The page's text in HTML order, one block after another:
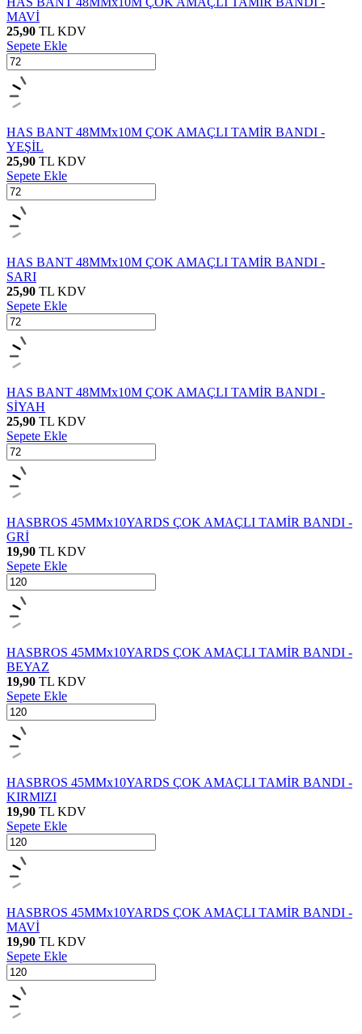
MAVİ
25,90 TL KDV
Sepete Ekle
HAS BANT 48MMx10M ÇOK AMAÇLI TAMİR BANDI -
YEŞİL
25,90 TL KDV
Sepete Ekle
HAS BANT 48MMx10M ÇOK AMAÇLI TAMİR BANDI -
SARI
25,90 TL KDV
Sepete Ekle
HAS BANT 48MMx10M ÇOK AMAÇLI TAMİR BANDI -
SİYAH
25,90 TL KDV
Sepete Ekle
HASBROS 45MMx10YARDS ÇOK AMAÇLI TAMİR BANDI -
GRİ
19,90 TL KDV
Sepete Ekle
HASBROS 45MMx10YARDS ÇOK AMAÇLI TAMİR BANDI -
BEYAZ
19,90 TL KDV
Sepete Ekle
HASBROS 45MMx10YARDS ÇOK AMAÇLI TAMİR BANDI -
KIRMIZI
19,90 TL KDV
Sepete Ekle
HASBROS 45MMx10YARDS ÇOK AMAÇLI TAMİR BANDI -
MAVİ
19,90 TL KDV
Sepete Ekle